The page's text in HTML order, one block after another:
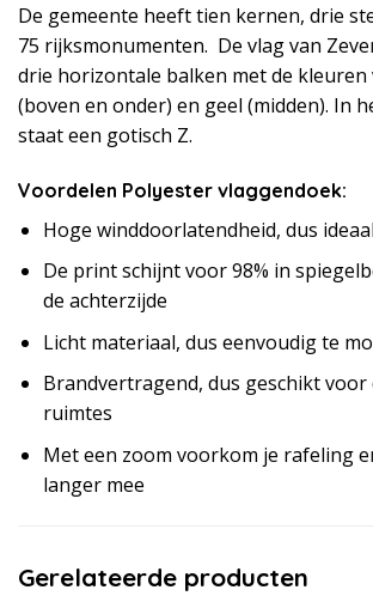
De gemeente heeft tien kernen, drie
75 rijksmonumenten. De vlag van
drie horizontale balken met de kleuren
(boven en onder) en geel (midden). In
staat een gotisch Z.
Voordelen Polyester vlaggendoek:
Hoge winddoorlatendheid, dus
De print schijnt voor 98% in
de achterzijde
Licht materiaal, dus eenvoudig te
Brandvertragend, dus geschikt
ruimtes
Met een zoom voorkom je rafeling
langer mee
Gerelateerde producten